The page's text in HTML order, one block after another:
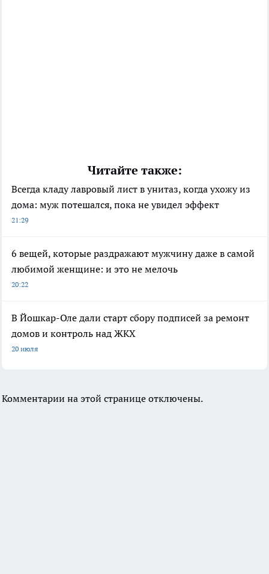
Читайте также:
Всегда кладу лавровый лист в унитаз, когда ухожу из
дома: муж потешался, пока не увидел эффект
21:29
6 вещей, которые раздражают мужчину даже в самой
любимой женщине: и это не мелочь
20:22
В Йошкар-Оле дали старт сбору подписей за ремонт
домов и контроль над ЖКХ
20 июля
Комментарии на этой странице отключены.